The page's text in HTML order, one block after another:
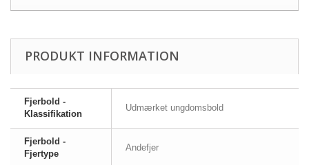
PRODUKT INFORMATION
Fjerbold -
Klassifikation
Udmærket ungdomsbold
Fjerbold -
Fjertype
Andefjer